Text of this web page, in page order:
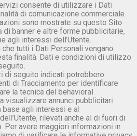
consente di utilizzare i Dati
di comunicazione commerciale.
sono mostrate su questo Sito
di banner e altre forme pubblicitarie,
agli interessi dell’Utente.
tutti i Dati Personali vengano
finalità. Dati e condizioni di utilizzo
di seguito indicati potrebbero
di Tracciamento per identificare
la tecnica del behavioral
visualizzare annunci pubblicitari
agli interessi e al
rilevati anche al di fuori di
Per avere maggiori informazioni in